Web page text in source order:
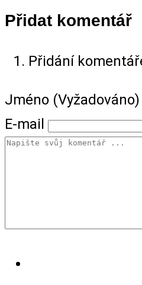
Přidat komentář
Přidání
Jméno (Vyžadováno)
E-mail